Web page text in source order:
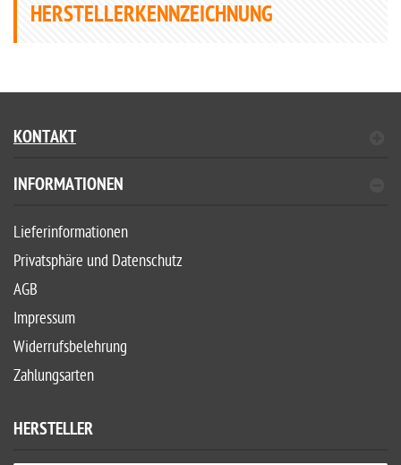
HERSTELLERKENNZEICHNUNG
KONTAKT
INFORMATIONEN
Lieferinformationen
Privatsphäre und Datenschutz
AGB
Impressum
Widerrufsbelehrung
Zahlungsarten
HERSTELLER